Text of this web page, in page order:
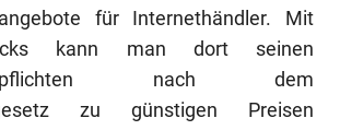
für Internethändler. Mit
kann man dort seinen
nach dem
zu günstigen Preisen